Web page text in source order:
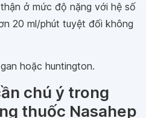
ở mức độ nặng với hệ số
20 ml/phút tuyệt đối không
hoặc huntington.
chú ý trong
thuốc Nasahep